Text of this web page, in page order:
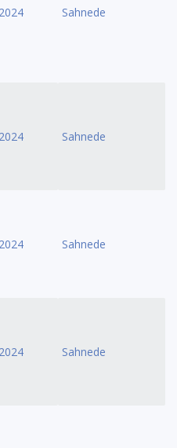
2024 Sahnede
2024 Sahnede
2024 Sahnede
2024 Sahnede